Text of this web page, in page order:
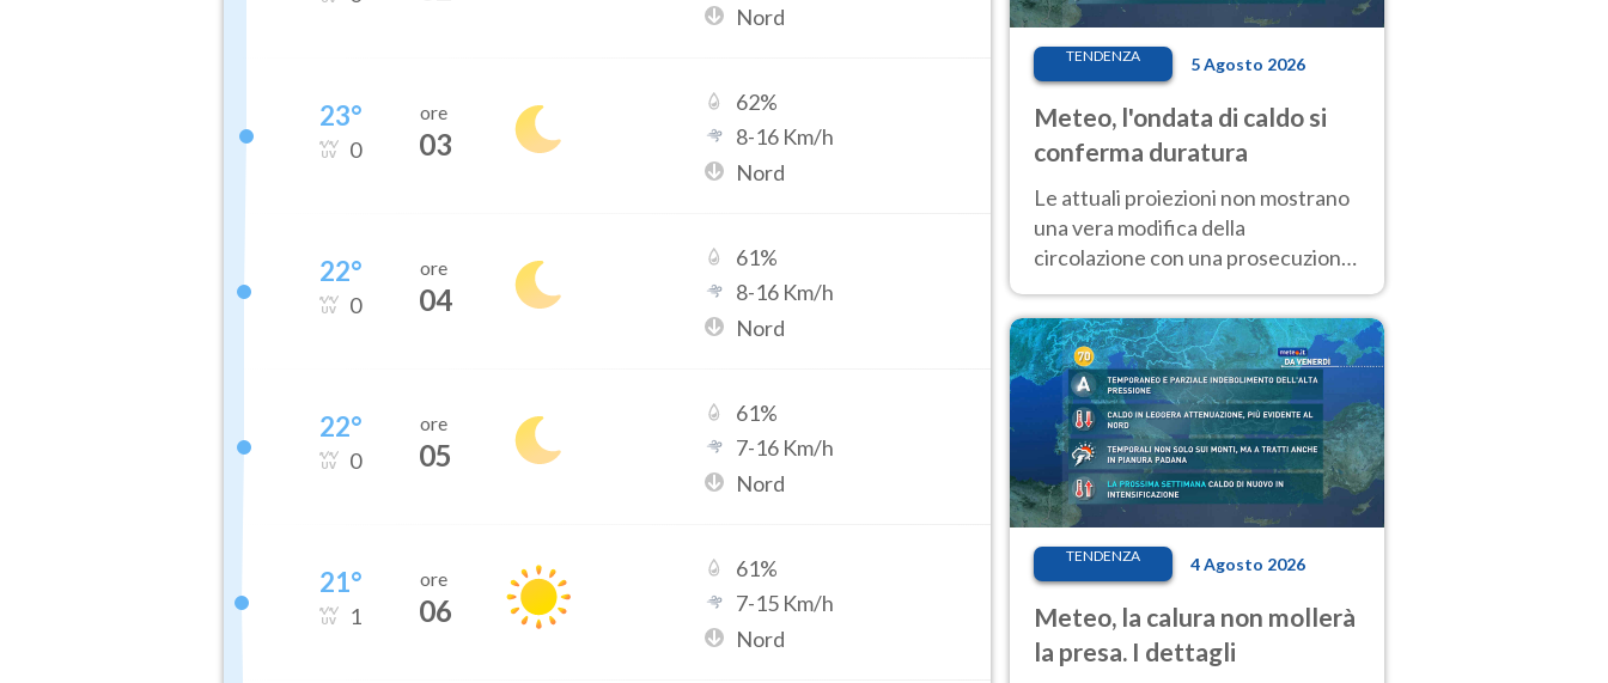
Nord
23°
0
ore
03
62%
8-16 Km/h
Nord
22°
0
ore
04
61%
8-16 Km/h
Nord
22°
0
ore
05
61%
7-16 Km/h
Nord
21°
1
ore
06
61%
7-15 Km/h
Nord
TENDENZA 5 Agosto 2026
Meteo, l'ondata di caldo si
conferma duratura
Le attuali proiezioni non mostrano
una vera modifica della
circolazione con una prosecuzione
giorni, compresa la settimana di
Ferragosto
TENDENZA 4 Agosto 2026
Meteo, la calura non mollerà
la presa. I dettagli